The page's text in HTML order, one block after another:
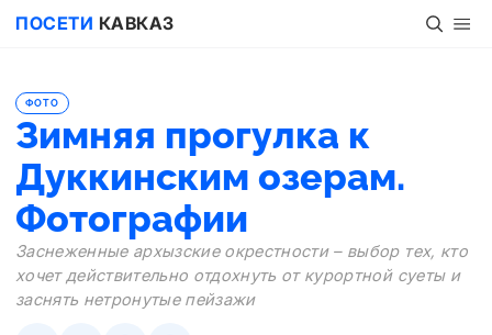
ПОСЕТИ КАВКАЗ
Зимняя прогулка к
Дуккинским озерам.
Фотографии
ФОТО
Заснеженные архызские окрестности – выбор тех, кто
хочет действительно отдохнуть от курортной суеты и
заснять нетронутые пейзажи